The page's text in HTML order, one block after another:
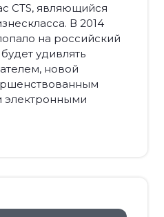
CTS, являющийся
В 2014
на российский
удивлять
новой
электронными